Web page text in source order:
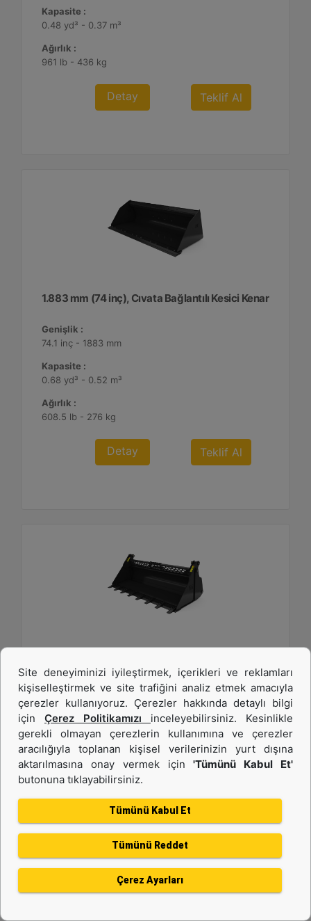
Kapasite :
0.48 yd³ - 0.37 m³
Ağırlık :
961 lb - 436 kg
Detay Teklif Al
1.883 mm (74 inç), Cıvata Bağlantılı Kesici Kenar
Genişlik :
74.1 inç - 1883 mm
Kapasite :
0.68 yd³ - 0.52 m³
Ağırlık :
608.5 lb - 276 kg
Detay Teklif Al
Bağlantılı Tırnaklar ile
Genişlik :
74.1 inç - 1883 mm
Kapasite :
0.48 yd³ - 0.37 m³
Ağırlık :
Detay Teklif Al
Site deneyiminizi iyileştirmek, içerikleri ve reklamları
kişiselleştirmek ve site trafiğini analiz etmek amacıyla
çerezler kullanıyoruz. Çerezler hakkında detaylı bilgi
için Çerez Politikamızı inceleyebilirsiniz. Kesinlikle
gerekli olmayan çerezlerin kullanımına ve çerezler
aracılığıyla toplanan kişisel verilerinizin yurt dışına
aktarılmasına onay vermek için'Tümünü Kabul Et'
butonuna tıklayabilirsiniz.
Tümünü Kabul Et
Tümünü Reddet
Çerez Ayarları